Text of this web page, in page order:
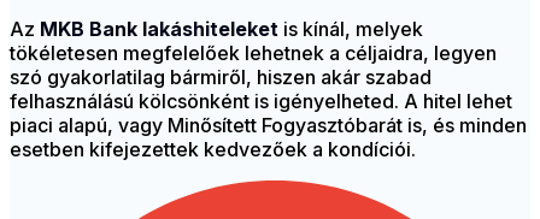
Az MKB Bank lakáshiteleket is kínál, melyek
tökéletesen megfelelőek lehetnek a céljaidra, legyen
szó gyakorlatilag bármiről, hiszen akár szabad
felhasználású kölcsönként is igényelheted. A hitel lehet
piaci alapú, vagy Minősített Fogyasztóbarát is, és minden
esetben kifejezettek kedvezőek a kondíciói.